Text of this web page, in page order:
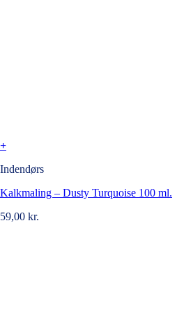
+
Indendørs
Kalkmaling – Dusty Turquoise 100 ml.
59,00 kr.